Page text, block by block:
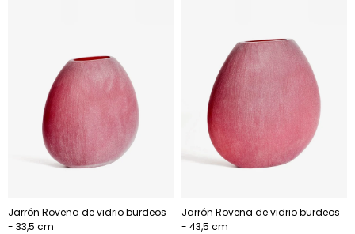
Jarrón Rovena de vidrio burdeos
- 33,5 cm
Jarrón Rovena de vidrio burdeos
- 43,5 cm